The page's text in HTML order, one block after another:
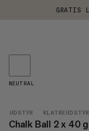
GRATIS
UDSTYR KLATREUDSTYR
Chalk Ball 2 x 40 g
NEUTRAL